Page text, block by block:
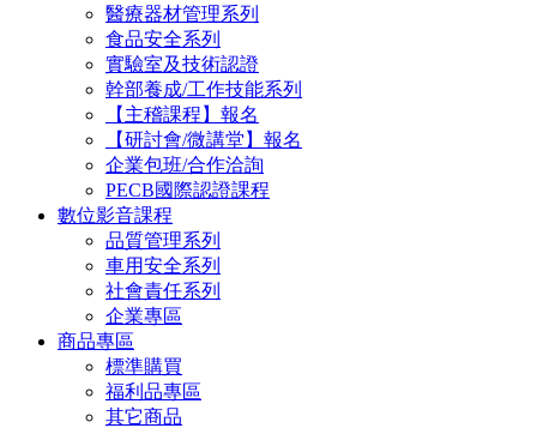
醫療器材管理系列
食品安全系列
實驗室及技術認證
幹部養成/工作技能系列
【主稽課程】報名
【研討會/微講堂】報名
企業包班/合作洽詢
PECB國際認證課程
數位影音課程
品質管理系列
車用安全系列
社會責任系列
企業專區
商品專區
標準購買
福利品專區
其它商品